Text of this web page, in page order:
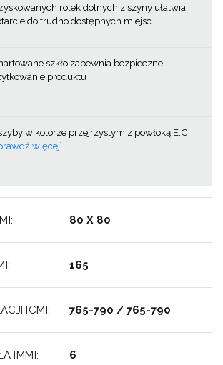
rolek dolnych z szyny ułatwia
do trudno dostępnych miejsc
szkło zapewnia bezpieczne
produktu
w kolorze przejrzystym z powłoką E.C.
więcej]
80 X 80
165
[CM]: 765-790 / 765-790
[MM]: 6